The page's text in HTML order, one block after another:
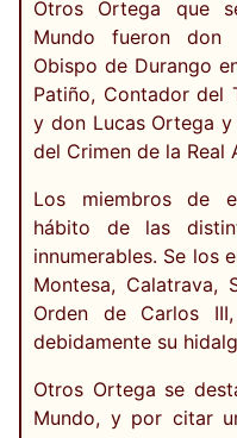
Otros Ortega que
Mundo fueron don
Obispo de Durango
Patiño, Contador del
y don Lucas Ortega y
del Crimen de la Real
Los miembros de
hábito de las
innumerables. Se los
Montesa, Calatrava,
Orden de Carlos
debidamente su
Otros Ortega se
Mundo, y por citar